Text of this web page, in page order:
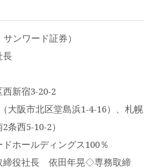
ンワード証券）
長
新宿3-20-2
大阪市北区堂島浜1-4-16）、札幌
条西5-10-2）
ホールディングス100％
役社長 依田年晃◇専務取締